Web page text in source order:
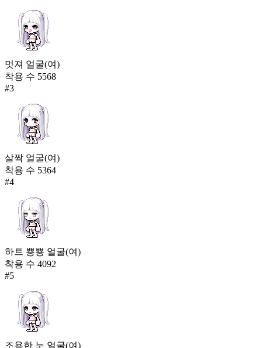
멋져 얼굴(여)
착용 수 5568
#3
살짝 얼굴(여)
착용 수 5364
#4
하트 뿅뿅 얼굴(여)
착용 수 4092
#5
조용한 눈 얼굴(여)